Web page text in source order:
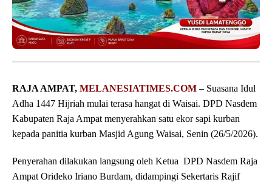
RAJA AMPAT, MELANESIATIMES.COM – Suasana Idul
Adha 1447 Hijriah mulai terasa hangat di Waisai. DPD Nasdem
Kabupaten Raja Ampat menyerahkan satu ekor sapi kurban
kepada panitia kurban Masjid Agung Waisai, Senin (26/5/2026).
Penyerahan dilakukan langsung oleh Ketua DPD Nasdem Raja
Ampat Orideko Iriano Burdam, didampingi Sekertaris Rajif